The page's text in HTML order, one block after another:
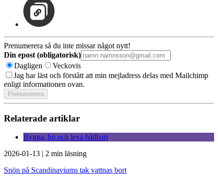
Prenumerera så du inte missar något nytt!
Din epost (obligatorisk)
Dagligen
Veckovis
Jag har läst och förstått att min mejladress delas med Mailchimp
enligt informationen ovan.
Relaterade artiklar
Bygga, bo och leva hållbart
2026-01-13 | 2 min läsning
Snön på Scandinaviums tak vattnas bort